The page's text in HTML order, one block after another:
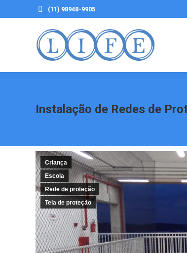
(11) 98948-9905
Instalação de Redes de
Criança
Escola
Rede de proteção
Tela de proteção